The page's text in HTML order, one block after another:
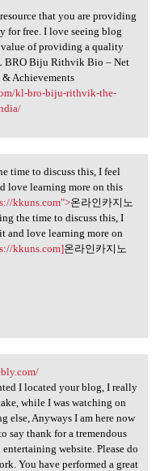
resource
that you are providing
for free. I love seeing blog
value of providing a quality
BRO Biju Rithvik Bio – Net
Achievements
kl-bro-biju-rithvik-the-
the time to
time to discuss this, I feel
love learning more on this
kkuns.com">온라인카지노
the time to discuss this, I
and love learning more on
kkuns.com]온라인카지노
I located your blog, I really
while I was watching on
else, Anyways I am here now
say thank for a tremendous
website. Please do
You have performed a great